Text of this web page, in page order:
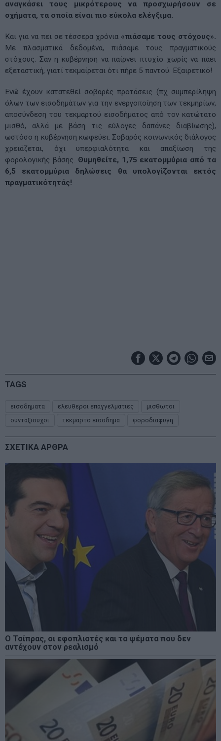
αναγκάσει τους μικρότερους να προσχωρήσουν σε
σχήματα, τα οποία είναι πιο εύκολα ελέγξιμα.
Και για να πει σε τέσσερα χρόνια «πιάσαμε τους στόχους».
Με πλασματικά δεδομένα, πιάσαμε τους πραγματικούς
στόχους. Σαν η κυβέρνηση να παίρνει πτυχίο χωρίς να πάει
εξεταστική, γιατί τεκμαίρεται ότι πήρε 5 παντού. Εξαιρετικό!
Ενώ έχουν κατατεθεί σοβαρές προτάσεις (πχ συμπερίληψη
όλων των εισοδημάτων για την ενεργοποίηση των τεκμηρίων,
αποσύνδεση του τεκμαρτού εισοδήματος από τον κατώτατο
μισθό, αλλά με βάση τις εύλογες δαπάνες διαβίωσης),
ωστόσο η κυβέρνηση κωφεύει. Σοβαρός κοινωνικός διάλογος
χρειάζεται, όχι υπερφιαλότητα και απαξίωση της
φορολογικής βάσης. Θυμηθείτε, 1,75 εκατομμύρια από τα
6,5 εκατομμύρια δηλώσεις θα υπολογίζονται εκτός
πραγματικότητάς!
TAGS
εισοδηματα ελευθεροι επαγγελματιες
μισθωτοι
συνταξιουχοι
τεκμαρτο εισοδημα φοροδιαφυγη
ΣΧΕΤΙΚΑ ΑΡΘΡΑ
Ο Τσίπρας, οι εφοπλιστές και τα ψέματα που δεν
αντέχουν στον ρεαλισμό